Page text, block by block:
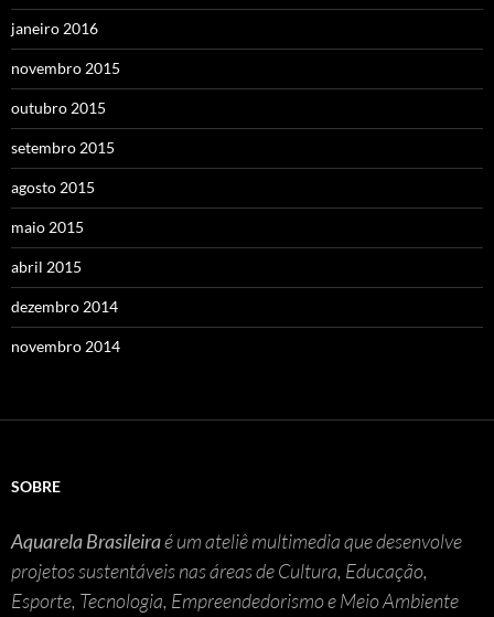
janeiro 2016
novembro 2015
outubro 2015
setembro 2015
agosto 2015
maio 2015
abril 2015
dezembro 2014
novembro 2014
SOBRE
Aquarela Brasileiraé um ateliê multimedia que desenvolve
projetos sustentáveis nas áreas de Cultura, Educação,
Esporte, Tecnologia, Empreendedorismo e Meio Ambiente